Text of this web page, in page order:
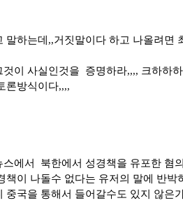
하는데,,거짓말이다 하고 나올려면
이 사실인것을 증명하라,,,, 크하하
론방식이다,,,,
에서 북한에서 성경책을 유포한 혐
이 나돌수 없다는 유저의 말에 반박
중국을 통해서 들어갈수도 있지 않